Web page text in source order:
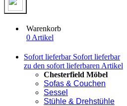
Warenkorb
0 Artikel
Sofort lieferbar Sofort lieferbar
zu den sofort lieferbaren Artikel
Chesterfield Möbel
Sofas & Couchen
Sessel
Stühle & Drehstühle